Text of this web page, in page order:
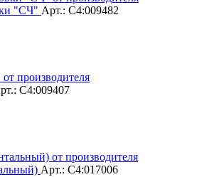
"CЧ" Арт.: С4:009482
С4:009407
Арт.: С4:017006